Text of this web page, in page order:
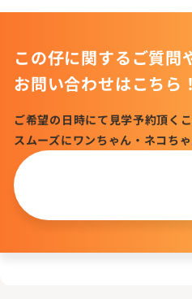
この仔に関するご質問
お問い合わせはこちら！
ご希望の日時にて見学予約頂く
スムーズにワンちゃん・ネコち